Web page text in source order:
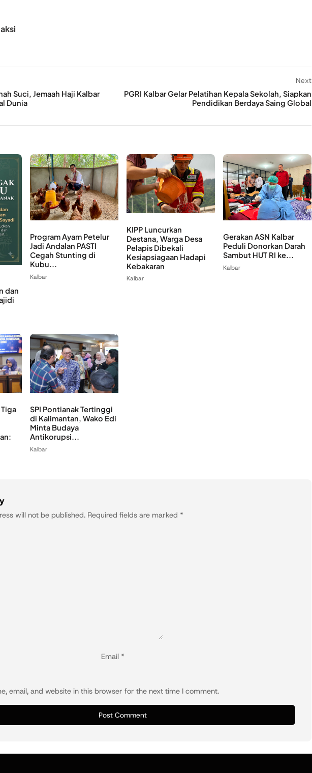
Suci, Jemaah Haji Kalbar
Dunia
Next
PGRI Kalbar Gelar Pelatihan Kepala Sekolah, Siapkan
Pendidikan Berdaya Saing Global
dan
Program Ayam Petelur
Jadi Andalan PASTI
Cegah Stunting di
Kubu...
Kalbar
KIPP Luncurkan
Destana, Warga Desa
Pelapis Dibekali
Kesiapsiagaan Hadapi
Kebakaran
Kalbar
Gerakan ASN Kalbar
Peduli Donorkan Darah
Sambut HUT RI ke...
Kalbar
SPI Pontianak Tertinggi
di Kalimantan, Wako Edi
Minta Budaya
Antikorupsi...
Kalbar
will not be published. Required fields are marked *
Email *
email, and website in this browser for the next time I comment.